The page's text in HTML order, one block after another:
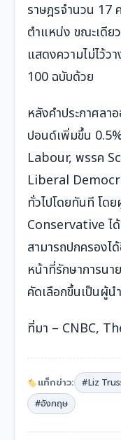
ราษฎรจำนวน 17
ตำแหน่ง ขณะเดี
แสดงความไม่ไว้ว
100 ฉบับด้วย
หลังคำประกาศลา
ปอนด์เพิ่มขึ้น
Labour, พรรค
Liberal
ทั่วไปโดยทันที โด
Conservative ได้
สามารถปกครองไ
หน้าที่รักษาการนา
คัดเลือกขึ้นเป็นผู้
ที่มา – CNBC,
แท็กข่าว: #Liz
#อังกฤษ